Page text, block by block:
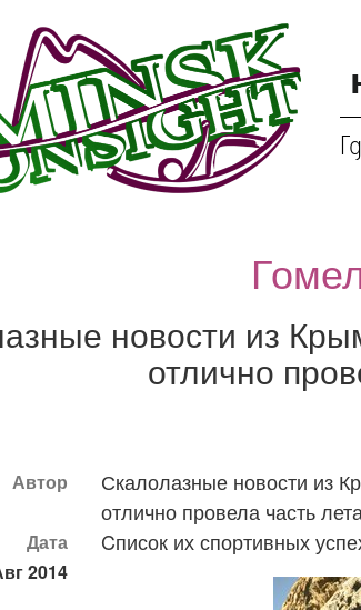
новости из
отлично
Автор
Дата
2014
Скалолазные новости из
отлично провела часть
Cписок их спортивных